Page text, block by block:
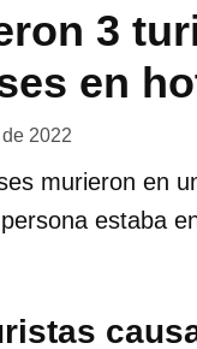
3
en
2022
murieron en
estaba